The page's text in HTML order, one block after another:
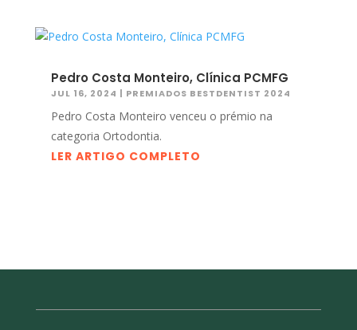
Pedro Costa Monteiro, Clínica PCMFG
JUL 16, 2024 | PREMIADOS BESTDENTIST 2024
Pedro Costa Monteiro venceu o prémio na
categoria Ortodontia.
LER ARTIGO COMPLETO